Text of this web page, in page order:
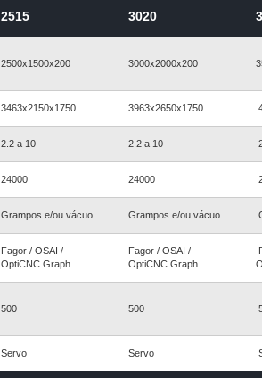
2515 3020
2500x1500x200 3000x2000x200
3463x2150x1750 3963x2650x1750
2.2 a 10 2.2 a 10
24000 24000
Grampos e/ou vácuo Grampos e/ou vácuo
Fagor / OSAI /
OptiCNC Graph
Fagor / OSAI /
OptiCNC Graph
500 500
Servo Servo